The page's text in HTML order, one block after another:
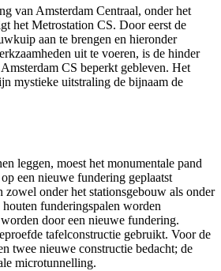
van Amsterdam Centraal, onder het
het Metrostation CS. Door eerst de
aan te brengen en hieronder
uit te voeren, is de hinder
CS beperkt gebleven. Het
mystieke uitstraling de bijnaam de
leggen, moest het monumentale pand
een nieuwe fundering geplaatst
onder het stationsgebouw als onder
funderingspalen worden
door een nieuwe fundering.
tafelconstructie gebruikt. Voor de
twee nieuwe constructie bedacht; de
microtunnelling.